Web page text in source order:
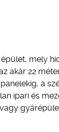
mely
akár 22
a
ipari és